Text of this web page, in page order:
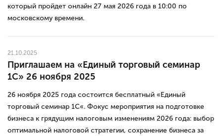
который пройдет онлайн 27 мая 2026 года в 10:00 по
московскому времени.
21.10.2025
Приглашаем на «Единый торговый семинар
1С» 26 ноября 2025
26 ноября 2025 года состоится бесплатный «Единый
торговый семинар 1С«. Фокус мероприятия на подготовке
бизнеса к грядущим налоговым изменениям 2026 года: выбор
оптимальной налоговой стратегии, сохранение бизнеса за